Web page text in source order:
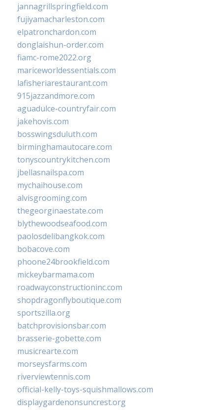
jannagrillspringfield.com
fujiyamacharleston.com
elpatronchardon.com
donglaishun-order.com
fiamc-rome2022.org
mariceworldessentials.com
lafisheriarestaurant.com
915jazzandmore.com
aguadulce-countryfair.com
jakehovis.com
bosswingsduluth.com
birminghamautocare.com
tonyscountrykitchen.com
jbellasnailspa.com
mychaihouse.com
alvisgrooming.com
thegeorginaestate.com
blythewoodseafood.com
paolosdelibangkok.com
bobacove.com
phoone24brookfield.com
mickeybarmama.com
roadwayconstructioninc.com
shopdragonflyboutique.com
sportszilla.org
batchprovisionsbar.com
brasserie-gobette.com
musicrearte.com
morseysfarms.com
riverviewtennis.com
official-kelly-toys-squishmallows.com
displaygardenonsuncrest.org